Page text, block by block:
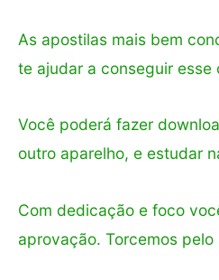
As apostilas mais bem
te ajudar a conseguir esse
Você poderá fazer
outro aparelho, e estudar
Com dedicação e foco
aprovação. Torcemos pelo